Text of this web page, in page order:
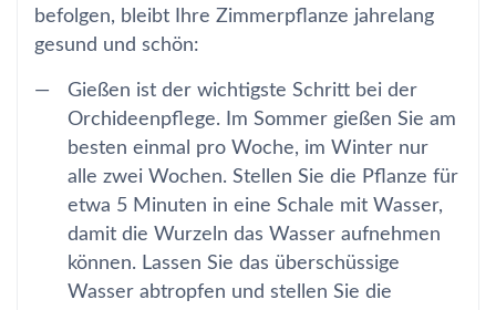
befolgen, bleibt Ihre Zimmerpflanze jahrelang
gesund und schön:
Gießen ist der wichtigste Schritt bei der
Orchideenpflege. Im Sommer gießen Sie am
besten einmal pro Woche, im Winter nur
alle zwei Wochen. Stellen Sie die Pflanze für
etwa 5 Minuten in eine Schale mit Wasser,
damit die Wurzeln das Wasser aufnehmen
können. Lassen Sie das überschüssige
Wasser abtropfen und stellen Sie die